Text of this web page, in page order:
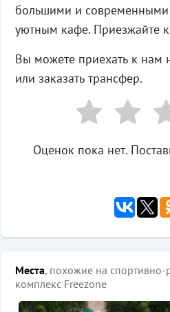
большими и современными
уютным кафе. Приезжайте
Вы можете приехать к нам
или заказать трансфер.
Оценок пока нет.
Места, похожие на спортивно-
комплекс Freezone